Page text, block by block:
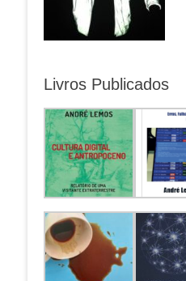
Livros Publicados